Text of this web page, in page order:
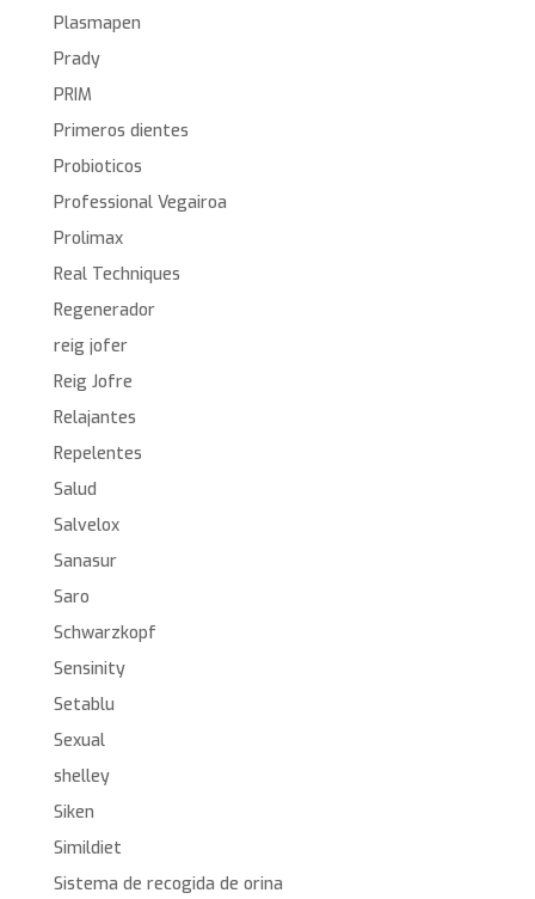
Plasmapen
Prady
PRIM
Primeros dientes
Probioticos
Professional Vegairoa
Prolimax
Real Techniques
Regenerador
reig jofer
Reig Jofre
Relajantes
Repelentes
Salud
Salvelox
Sanasur
Saro
Schwarzkopf
Sensinity
Setablu
Sexual
shelley
Siken
Simildiet
Sistema de recogida de orina